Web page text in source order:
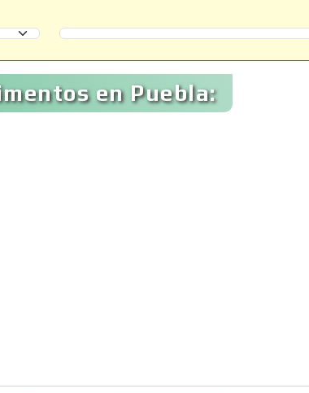
Selecciona un Municipio
en Puebla: